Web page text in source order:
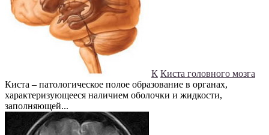
К Киста головного мозга
Киста – патологическое полое образование в органах,
характеризующееся наличием оболочки и жидкости,
заполняющей...